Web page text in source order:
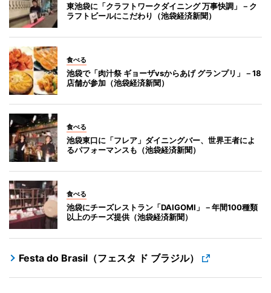
東池袋に「クラフトワークダイニング 万事快調」－ク
ラフトビールにこだわり（池袋経済新聞）
食べる
池袋で「肉汁祭 ギョーザvsからあげ グランプリ」－18
店舗が参加（池袋経済新聞）
食べる
池袋東口に「フレア」ダイニングバー、世界王者によ
るパフォーマンスも（池袋経済新聞）
食べる
池袋にチーズレストラン「DAIGOMI」－年間100種類
以上のチーズ提供（池袋経済新聞）
Festa do Brasil（フェスタ ド ブラジル）